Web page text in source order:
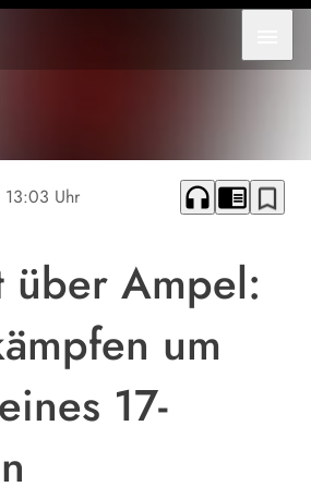
Symbolbild.
13:03 Uhr headphones chrome_reader_mode bookmark_border
über Ampel:
um
17-